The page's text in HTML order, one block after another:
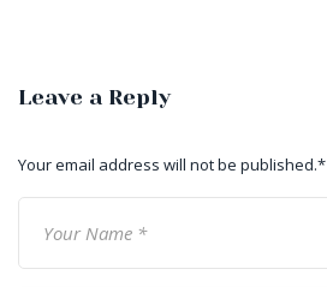
Leave a Reply
Your email address will not be published.*